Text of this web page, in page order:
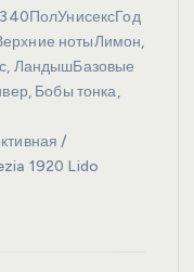
нотыЛимон,
ЛандышБазовые
Бобы тонка,
/
1920 Lido